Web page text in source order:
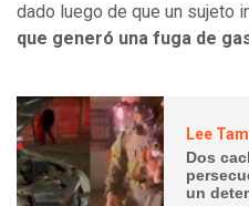
dado luego de que un sujeto
que generó una fuga de
Lee
Dos
un